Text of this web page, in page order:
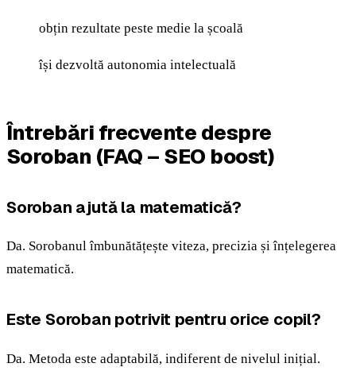
obțin rezultate peste medie la școală
își dezvoltă autonomia intelectuală
Întrebări frecvente despre
Soroban (FAQ – SEO boost)
Soroban ajută la matematică?
Da. Sorobanul îmbunătățește viteza, precizia și înțelegerea
matematică.
Este Soroban potrivit pentru orice copil?
Da. Metoda este adaptabilă, indiferent de nivelul inițial.